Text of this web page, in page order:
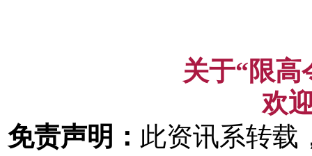
关于“限高
欢
免责声明： 此资讯系转载